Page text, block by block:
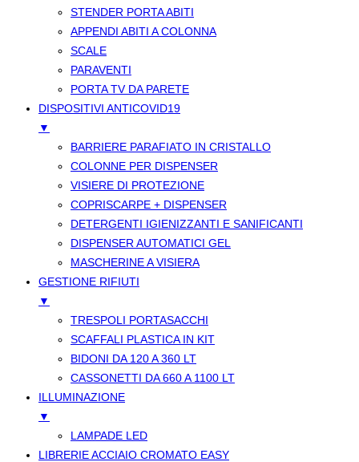
STENDER PORTA ABITI
APPENDI ABITI A COLONNA
SCALE
PARAVENTI
PORTA TV DA PARETE
DISPOSITIVI ANTICOVID19
▼
BARRIERE PARAFIATO IN CRISTALLO
COLONNE PER DISPENSER
VISIERE DI PROTEZIONE
COPRISCARPE + DISPENSER
DETERGENTI IGIENIZZANTI E SANIFICANTI
DISPENSER AUTOMATICI GEL
MASCHERINE A VISIERA
GESTIONE RIFIUTI
▼
TRESPOLI PORTASACCHI
SCAFFALI PLASTICA IN KIT
BIDONI DA 120 A 360 LT
CASSONETTI DA 660 A 1100 LT
ILLUMINAZIONE
▼
LAMPADE LED
LIBRERIE ACCIAIO CROMATO EASY